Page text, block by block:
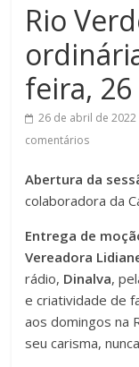
Rio
feira,
26 de abril de 2022
comentários
Abertura da
colaboradora da
Entrega de
Vereadora
rádio, Dinalva,
e criatividade de
aos domingos na
seu carisma,